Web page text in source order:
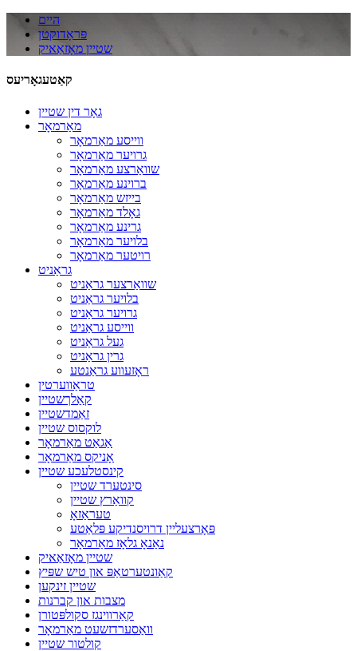
היים
פּראָדוקטן
שטיין מאָזאַאיק
קאַטעגאָריעס
גאָר דין שטיין
מאַרמאָר
ווייסע מאַרמאָר
גרויער מאַרמאָר
שוואַרצע מאַרמאָר
ברוינע מאַרמאָר
בייזש מאַרמאָר
גאָלד מאַרמאָר
גרינע מאַרמאָר
בלויער מאַרמאָר
רויטער מאַרמאָר
גראַניט
שוואַרצער גראַניט
בלויער גראַניט
גרויער גראַניט
ווייסע גראַניט
געל גראַניט
גרין גראַניט
ראָזעווע גראַנטע
טראַווערטין
קאַלךשטיין
זאַמדשטיין
לוקסוס שטיין
אַגאַט מאַרמאָר
אָניקס מאַרמאָר
קינסטלעכע שטיין
סינטערד שטיין
קוואַרץ שטיין
טעראַזאָ
פּאָרצעליין דרויסנדיקע פּלאַטע
נאַנאָ גלאָז מאַרמאָר
שטיין מאָזאַאיק
קאַונטערטאַפּ און טיש שפּיץ
שטיין זינקען
מצבות און קברנות
קאַרווינגז סקולפּטורן
וואַסערדזשעט מאַרמאָר
קולטור שטיין